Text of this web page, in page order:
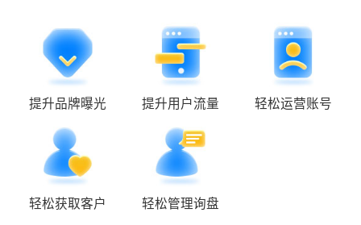
提升品牌曝光 提升用户流量 轻松运营账号
轻松获取客户 轻松管理询盘